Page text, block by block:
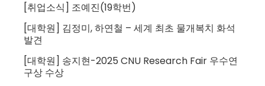
[취업소식] 조예진(19학번)
[대학원] 김정미, 하연철 – 세계 최초 물개복치 화석
발견
[대학원] 송지현-2025 CNU Research Fair 우수연
구상 수상